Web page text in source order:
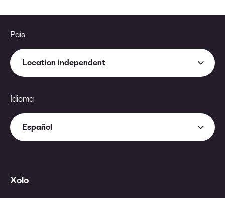
País
Location independent
Idioma
Español
Xolo